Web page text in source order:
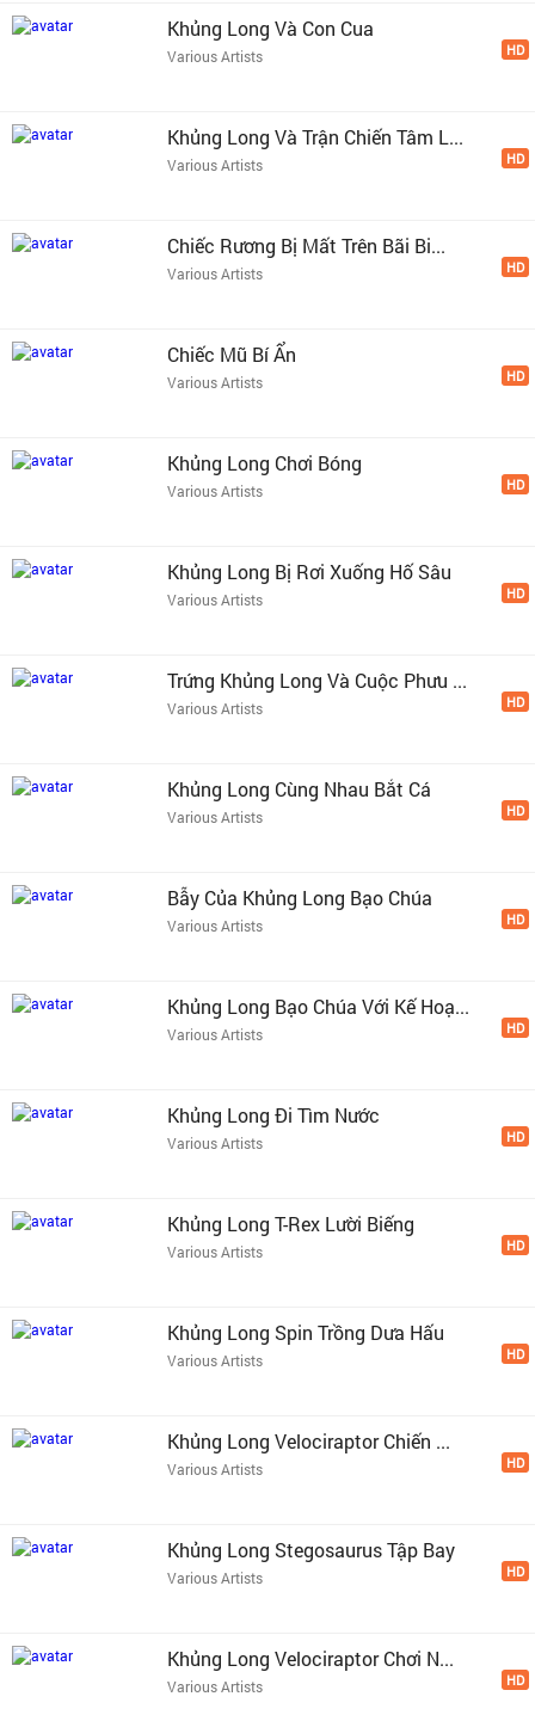
Khủng Long Và Con Cua
Various Artists HD
Khủng Long Và Trận Chiến Tâm L...
Various Artists HD
Chiếc Rương Bị Mất Trên Bãi Bi...
Various Artists HD
Chiếc Mũ Bí Ẩn
Various Artists HD
Khủng Long Chơi Bóng
Various Artists HD
Khủng Long Bị Rơi Xuống Hố Sâu
Various Artists HD
Trứng Khủng Long Và Cuộc Phưu ...
Various Artists HD
Khủng Long Cùng Nhau Bắt Cá
Various Artists HD
Bẫy Của Khủng Long Bạo Chúa
Various Artists HD
Khủng Long Bạo Chúa Với Kế Hoạ...
Various Artists HD
Khủng Long Đi Tìm Nước
Various Artists HD
Khủng Long T-Rex Lười Biếng
Various Artists HD
Khủng Long Spin Trồng Dưa Hấu
Various Artists HD
Khủng Long Velociraptor Chiến ...
Various Artists HD
Khủng Long Stegosaurus Tập Bay
Various Artists HD
Khủng Long Velociraptor Chơi N...
Various Artists HD